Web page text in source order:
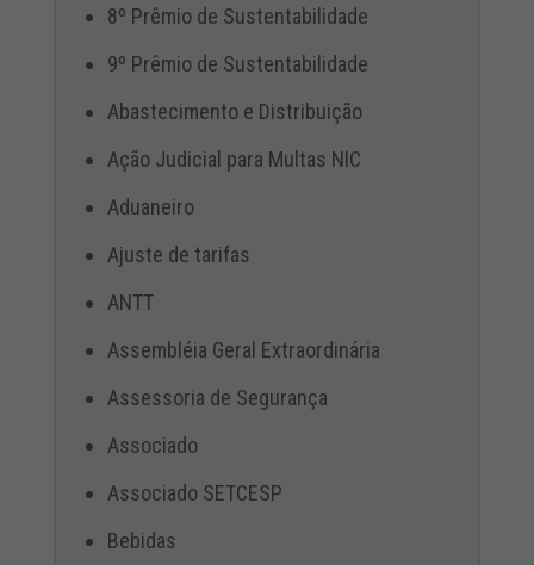
8º Prêmio de Sustentabilidade
9º Prêmio de Sustentabilidade
Abastecimento e Distribuição
Ação Judicial para Multas NIC
Aduaneiro
Ajuste de tarifas
ANTT
Assembléia Geral Extraordinária
Assessoria de Segurança
Associado
Associado SETCESP
Bebidas